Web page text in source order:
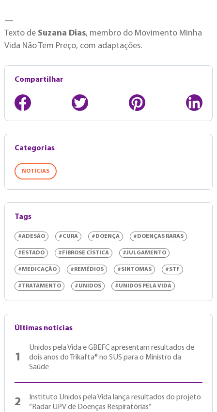
—
Texto de Suzana Dias, membro do Movimento Minha
Vida Não Tem Preço, com adaptações.
Compartilhar
Categorias
NOTÍCIAS
Tags
#ADESÃO #CURA #DOENÇA #DOENÇAS RARAS
#ESTADO #FIBROSE CÍSTICA #JULGAMENTO
#MEDICAÇÃO #REMÉDIOS #SINTOMAS #STF
#TRATAMENTO #UNIDOS #UNIDOS PELA VIDA
Últimas notícias
1
Unidos pela Vida e GBEFC apresentam resultados de
dois anos do Trikafta® no SUS para o Ministro da
Saúde
2
Instituto Unidos pela Vida lança resultados do projeto
“Radar UPV de Doenças Respiratórias”